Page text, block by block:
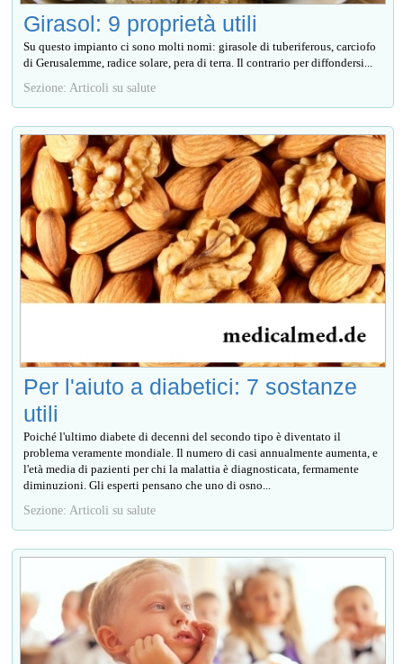
Girasol: 9 proprietà utili
Su questo impianto ci sono molti nomi: girasole di tuberiferous, carciofo
di Gerusalemme, radice solare, pera di terra. Il contrario per diffondersi...
Sezione: Articoli su salute
Per l'aiuto a diabetici: 7 sostanze
utili
Poiché l'ultimo diabete di decenni del secondo tipo è diventato il
problema veramente mondiale. Il numero di casi annualmente aumenta, e
l'età media di pazienti per chi la malattia è diagnosticata, fermamente
diminuzioni. Gli esperti pensano che uno di osno...
Sezione: Articoli su salute